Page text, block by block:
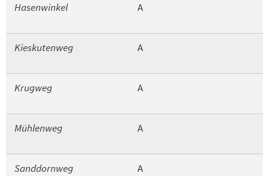
Hasenwinkel A
Kieskutenweg A
Krugweg A
Mühlenweg A
Sanddornweg A